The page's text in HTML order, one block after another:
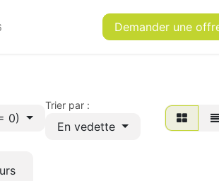
Demander une
0)
Trier par :
En vedette